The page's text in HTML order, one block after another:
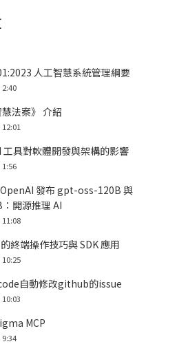
人工智慧系統管理綱要
2:40
法案》 介紹
工具對軟體開發與架構的影響
1:56
發布 gpt-oss-120B 與
開源推理 AI
11:08
終端操作技巧與 SDK 應用
10:25
自動修改github的issue
MCP
9:34